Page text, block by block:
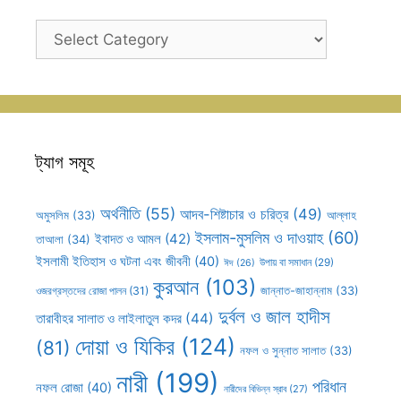
ক্যাটাগরি
ট্যাগ সমূহ
অমুসলিম (33) অর্থনীতি(55) আদব-শিষ্টাচার ও চরিত্র(49) আল্লাহ
তাআলা (34) ইবাদত ও আমল (42) ইসলাম-মুসলিম ও দাওয়াহ(60)
ইসলামী ইতিহাস ও ঘটনা এবং জীবনী (40) ঈদ (26) উপায় বা সমাধান(29)
ওজরগ্রস্তদের রোজা পালন(31) কুরআন(103) জান্নাত-জাহান্নাম (33)
তারাবীহর সালাত ও লাইলাতুল কদর (44) দুর্বল ও জাল হাদীস
(81) দোয়া ও যিকির (124) নফল ও সুন্নাত সালাত(33)
নফল রোজা (40) নারী(199) নারীদের বিভিন্ন স্রাব(27) পরিধান